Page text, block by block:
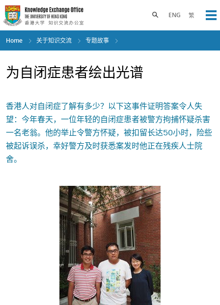
Skip
to
main
content
ENG 繁
Toggle search panel
Home 关于知识交流 专题故事
为自闭症患者绘出光谱
香港人对自闭症了解有多少？以下这事件证明答案令人失
望：今年春天，一位年轻的自闭症患者被警方拘捕怀疑杀害
一名老翁。他的举止令警方怀疑，被扣留长达50小时，险些
被起诉误杀，幸好警方及时获悉案发时他正在残疾人士院
舍。